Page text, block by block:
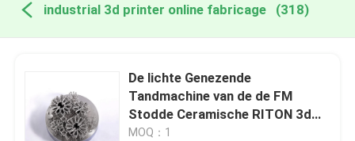
industrial 3d printer online fabricage (318)
De lichte Genezende
Tandmachine van de de FM
Stodde Ceramische RITON 3d
Druk van Auto van de Metaal 3D
MOQ：1